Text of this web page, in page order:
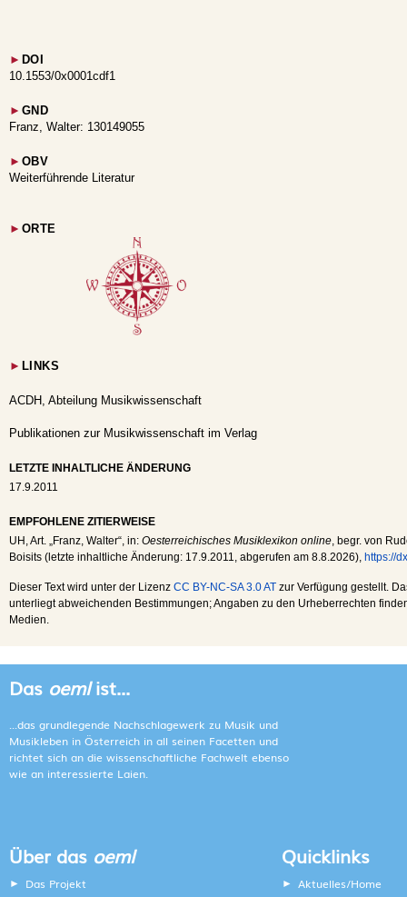
► DOI
10.1553/0x0001cdf1
► GND
Franz, Walter: 130149055
► OBV
Weiterführende Literatur
► ORTE
► LINKS
ACDH, Abteilung Musikwissenschaft
Publikationen zur Musikwissenschaft im Verlag
LETZTE INHALTLICHE ÄNDERUNG
17.9.2011
EMPFOHLENE ZITIERWEISE
UH , Art. „Franz, Walter“, in: Oesterreichisches Musiklexikon online , begr. von
Boisits (letzte inhaltliche Änderung: 17.9.2011 , abgerufen am 8.8.2026), https://
Dieser Text wird unter der Lizenz CC BY-NC-SA 3.0 AT zur Verfügung gestellt.
unterliegt abweichenden Bestimmungen; Angaben zu den Urheberrechten
Medien.
Das oemlist...
...das grundlegende Nachschlagewerk zu Musik und
Musikleben in Österreich in all seinen Facetten und
richtet sich an die wissenschaftliche Fachwelt ebenso
wie an interessierte Laien.
Über das oeml
Das Projekt
Quicklinks
Aktuelles/Home